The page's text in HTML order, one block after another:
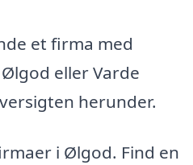
et firma med
eller Varde
herunder.
i Ølgod. Find en